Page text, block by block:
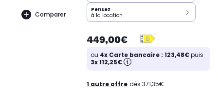
Comparer
Pensez
à la location
449,00€
ou 4x Carte bancaire : 123,48€puis
3x 112,25€
1 autre offre dès 371,35€